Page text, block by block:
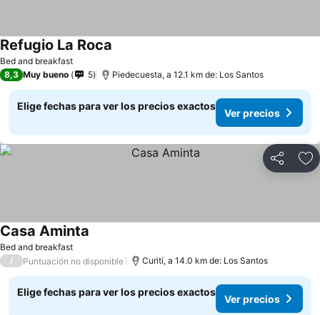
Bed and breakfast
Refugio La Roca
8,3 Muy bueno 5 Piedecuesta, a 12.1 km de: Los Santos
Elige fechas para ver los precios exactos
Ver precios
Compartir
Bed and breakfast
Casa Aminta
/ Puntuación no disponible Curití, a 14.0 km de: Los Santos
Elige fechas para ver los precios exactos
Ver precios